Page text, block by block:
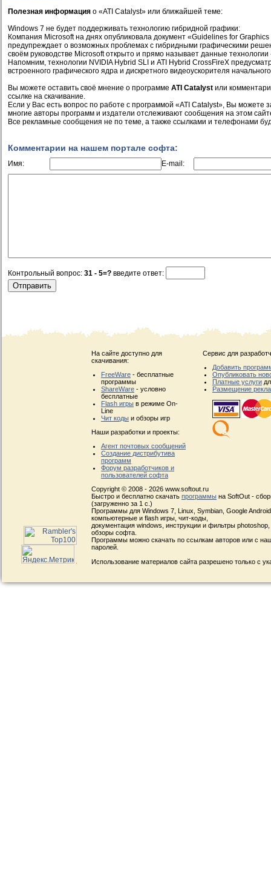
Полезная информация о «ATI Catalyst» или ближайшей теме:
Windows 7 не будет поддерживать технологию гибридной графики:
Компания Microsoft на днях опубликовала документ «Guidelines for
предупреждает о возможных проблемах с гибридными графическими
своём руководстве Microsoft открыто и прямо называет данные
Напомним, технологии NVIDIA Hybrid SLI и ATI Hybrid CrossFireX
встроенного графического ядра и дискретного видеоускорителя
Вы можете оставить своё мнение о программе ATI Catalyst или
ссылке на скачивание.
Если у Вас есть вопрос по работе с программой «ATI Catalyst», Вы можете
многие авторы программ и издатели отслеживают сообщения на этом
Все рекламные сообщения не по теме, а также ссылками и телефонами
Комментарии на нашем портале софта:
Имя: E-mail:
Контрольный вопрос: 31 - 5=? введите ответ:
На сайте доступно для
скачивания:
FreeWare - бесплатные
программы
ShareWare - условно
бесплатные
Flash игры в режиме On-
Line
Чит коды и обзоры игр
Наши разработки и проекты:
Агент почтовых сообщений
Создание дистрибутива
программ
Форум разработчиков и
пользователей софта
Сервис для
Добавить
Опубликовать
Платные услуги
Размещение
Copyright © 2008 - 2026 www.softout.ru
Быстро и бесплатно скачать программы на SoftOut -
(загруженно за 1 с.)
Программы для Windows 7, Linux, Symbian, Google
компьютерные и flash игры, чит-коды,
документация windows, инструкции и фильтры
обзоры софта.
Программы можно скачать по ссылкам авторов или с
паролей.
Использование материалов сайта разрешено только с